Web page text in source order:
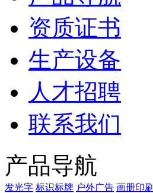
资质证书
生产设备
人才招聘
联系我们
产品导航
发光字 标识标牌 户外广告 画册印刷